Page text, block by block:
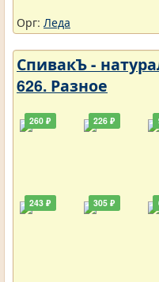
Орг: Леда
СпивакЪ -
626. Разное
260 ₽
243 ₽
226 ₽
305 ₽